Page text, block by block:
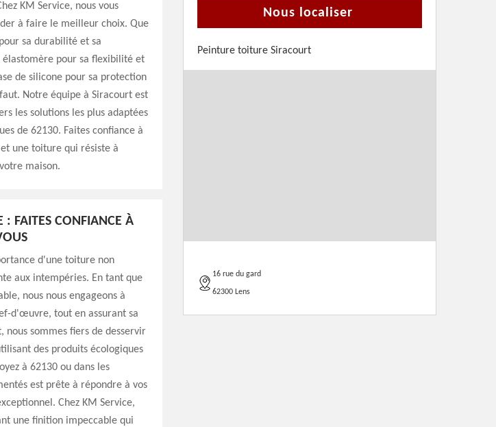
KM Service, nous vous
à faire le meilleur choix. Que
sa durabilité et sa
pour sa flexibilité et
de silicone pour sa protection
Notre équipe à Siracourt est
les solutions les plus adaptées
de 62130. Faites confiance à
une toiture qui résiste à
maison.
: FAITES CONFIANCE À
d'une toiture non
aux intempéries. En tant que
nous nous engageons à
d'œuvre, tout en assurant sa
nous sommes fiers de desservir
des produits écologiques
à 62130 ou dans les
est prête à répondre à vos
Chez KM Service,
une finition impeccable qui
Nous localiser
Peinture toiture Siracourt
16 rue du gard
62300 Lens